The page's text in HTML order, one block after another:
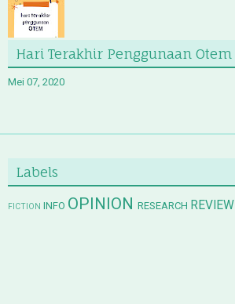
Hari Terakhir Penggunaan Otem
Mei 07, 2020
Labels
FICTION INFO OPINION RESEARCH REVIEW